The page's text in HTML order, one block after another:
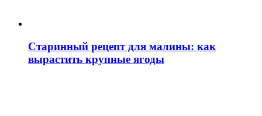
Старинный рецепт для малины: как
вырастить крупные ягоды